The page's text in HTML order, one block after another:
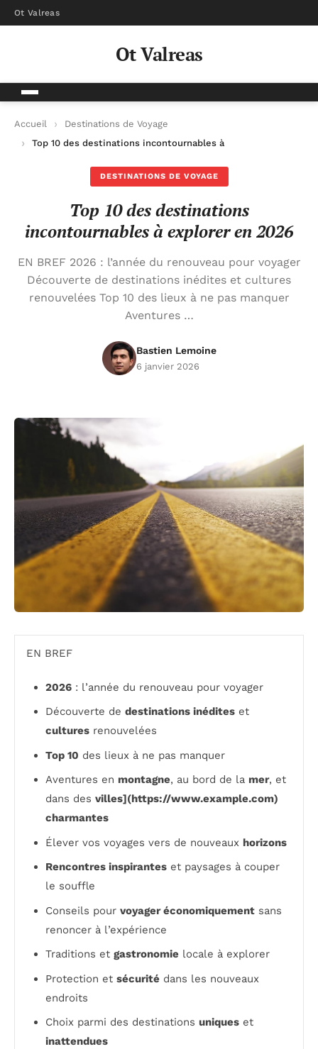
Ot Valreas
Ot Valreas
Accueil
Destinations de Voyage
Top 10 des destinations incontournables à explorer en 2026
DESTINATIONS DE VOYAGE
Top 10 des destinations
incontournables à explorer en 2026
EN BREF 2026 : l’année du renouveau pour voyager
Découverte de destinations inédites et cultures
renouvelées Top 10 des lieux à ne pas manquer
Aventures …
Bastien Lemoine
6 janvier 2026
EN BREF
2026 : l’année du renouveau pour voyager
Découverte de destinations inédites et
cultures renouvelées
Top 10 des lieux à ne pas manquer
Aventures en montagne, au bord de la mer, et
dans des villes](https://www.example.com)
charmantes
Élever vos voyages vers de nouveaux horizons
Rencontres inspirantes et paysages à couper
le souffle
Conseils pour voyager économiquement sans
renoncer à l’expérience
Traditions et gastronomie locale à explorer
Protection et sécurité dans les nouveaux
endroits
Choix parmi des destinations uniques et
inattendues